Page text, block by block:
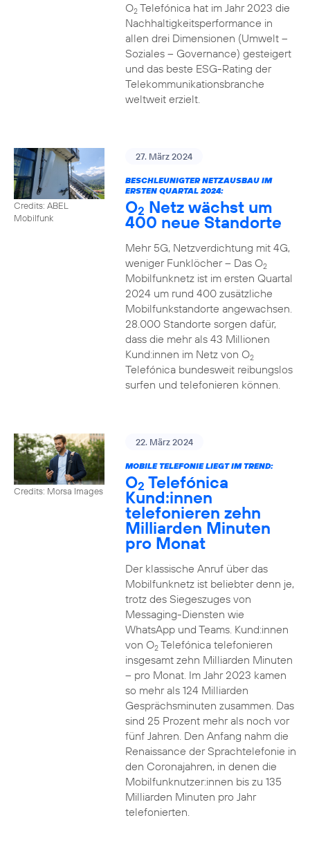
O2Telefónica hat im Jahr 2023 die
Nachhaltigkeitsperformance in
allen drei Dimensionen (Umwelt –
Soziales – Governance) gesteigert
und das beste ESG-Rating der
Telekommunikationsbranche
weltweit erzielt.
Credits: ABEL
Mobilfunk
27. März 2024
BESCHLEUNIGTER NETZAUSBAU IM
ERSTEN QUARTAL 2024:
O2 Netz wächst um
400 neue Standorte
Mehr 5G, Netzverdichtung mit 4G,
weniger Funklöcher – Das O2
Mobilfunknetz ist im ersten Quartal
2024 um rund 400 zusätzliche
Mobilfunkstandorte angewachsen.
28.000 Standorte sorgen dafür,
dass die mehr als 43 Millionen
Kund:innen im Netz von O2
Telefónica bundesweit reibungslos
surfen und telefonieren können.
Credits: Morsa Images
22. März 2024
MOBILE TELEFONIE LIEGT IM TREND:
O2 Telefónica
Kund:innen
telefonieren zehn
Milliarden Minuten
pro Monat
Der klassische Anruf über das
Mobilfunknetz ist beliebter denn je,
trotz des Siegeszuges von
Messaging-Diensten wie
WhatsApp und Teams. Kund:innen
von O2Telefónica telefonieren
insgesamt zehn Milliarden Minuten
– pro Monat. Im Jahr 2023 kamen
so mehr als 124 Milliarden
Gesprächsminuten zusammen. Das
sind 25 Prozent mehr als noch vor
fünf Jahren. Den Anfang nahm die
Renaissance der Sprachtelefonie in
den Coronajahren, in denen die
Mobilfunknutzer:innen bis zu 135
Milliarden Minuten pro Jahr
telefonierten.